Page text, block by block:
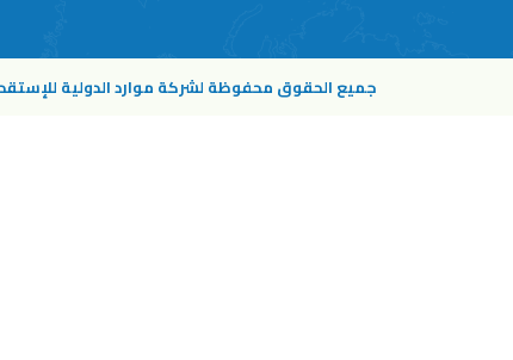
جميع الحقوق محفوظة لشركة موارد الدولية للإستقدام